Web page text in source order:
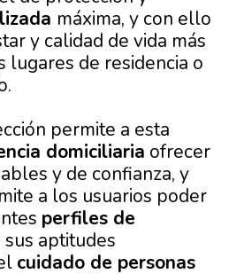
máxima, y con ello
y calidad de vida más
lugares de residencia o
permite a esta
domiciliaria ofrecer
y de confianza, y
a los usuarios poder
perfiles de
aptitudes
cuidado de personas